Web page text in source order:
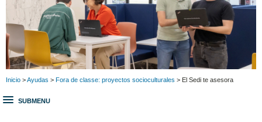
Inicio >Ayudas > Fora de classe: proyectos socioculturales > El Sedi te asesora
SUBMENU